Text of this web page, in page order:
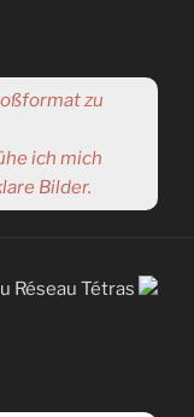
zu
ich mich
Bilder.
Réseau Tétras